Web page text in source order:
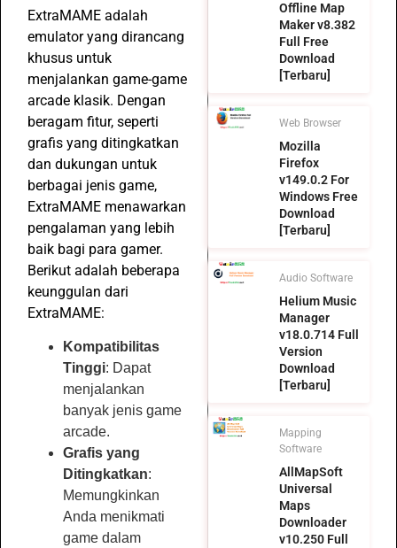
ExtraMAME adalah
emulator yang dirancang
khusus untuk
menjalankan game-game
arcade klasik. Dengan
beragam fitur, seperti
grafis yang ditingkatkan
dan dukungan untuk
berbagai jenis game,
ExtraMAME menawarkan
pengalaman yang lebih
baik bagi para gamer.
Berikut adalah beberapa
keunggulan dari
ExtraMAME:
Kompatibilitas
Tinggi: Dapat
menjalankan
banyak jenis game
arcade.
Grafis yang
Ditingkatkan:
Memungkinkan
Anda menikmati
game dalam
Offline Map
Maker v8.382
Full Free
Download
[Terbaru]
Web Browser
Mozilla
Firefox
v149.0.2 For
Windows Free
Download
[Terbaru]
Audio Software
Helium Music
Manager
v18.0.714 Full
Version
Download
[Terbaru]
Mapping
Software
AllMapSoft
Universal
Maps
Downloader
v10.250 Full